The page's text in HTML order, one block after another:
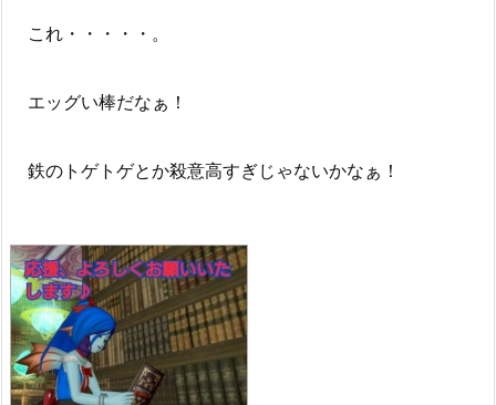
これ・・・・・。
エッグい棒だなぁ！
鉄のトゲトゲとか殺意高すぎじゃないかなぁ！